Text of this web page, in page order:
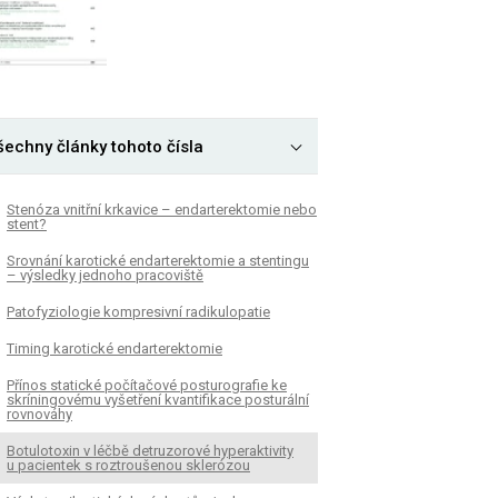
články tohoto čísla
Stenóza vnitřní krkavice – endarterektomie nebo
stent?
Srovnání karotické endarterektomie a stentingu
– výsledky jednoho pracoviště
Patofyziologie kompresivní radikulopatie
Timing karotické endarterektomie
Přínos statické počítačové posturografie ke
skríningovému vyšetření kvantifikace posturální
rovnováhy
Botulotoxin v léčbě detruzorové hyperaktivity
u pa­cientek s roztroušenou sklerózou